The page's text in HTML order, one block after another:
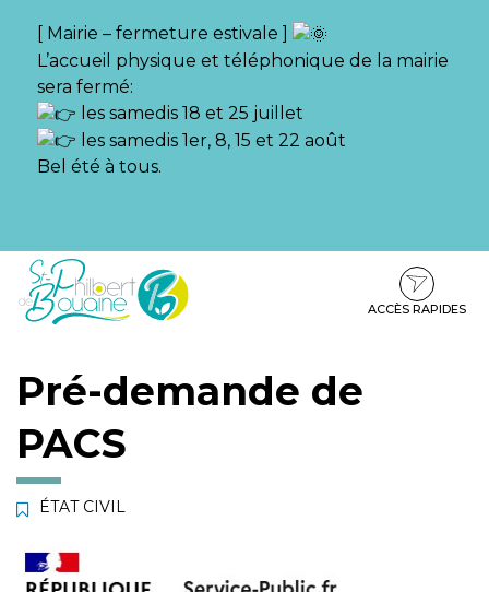
[ Mairie – fermeture estivale ]
L’accueil physique et téléphonique de la mairie
sera fermé:
les samedis 18 et 25 juillet
les samedis 1er, 8, 15 et 22 août
Bel été à tous.
Aller
Aller
contenu
Aller
pied
ACCÈS RAPIDES
Pré-demande de
PACS
ÉTAT CIVIL